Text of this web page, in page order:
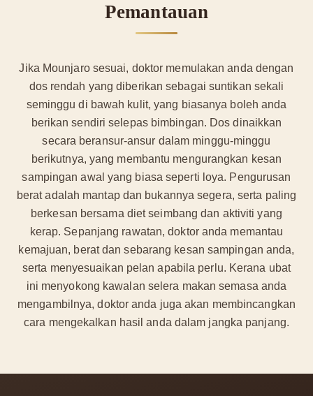
Pemantauan
Jika Mounjaro sesuai, doktor memulakan anda dengan
dos rendah yang diberikan sebagai suntikan sekali
seminggu di bawah kulit, yang biasanya boleh anda
berikan sendiri selepas bimbingan. Dos dinaikkan
secara beransur-ansur dalam minggu-minggu
berikutnya, yang membantu mengurangkan kesan
sampingan awal yang biasa seperti loya. Pengurusan
berat adalah mantap dan bukannya segera, serta paling
berkesan bersama diet seimbang dan aktiviti yang
kerap. Sepanjang rawatan, doktor anda memantau
kemajuan, berat dan sebarang kesan sampingan anda,
serta menyesuaikan pelan apabila perlu. Kerana ubat
ini menyokong kawalan selera makan semasa anda
mengambilnya, doktor anda juga akan membincangkan
cara mengekalkan hasil anda dalam jangka panjang.